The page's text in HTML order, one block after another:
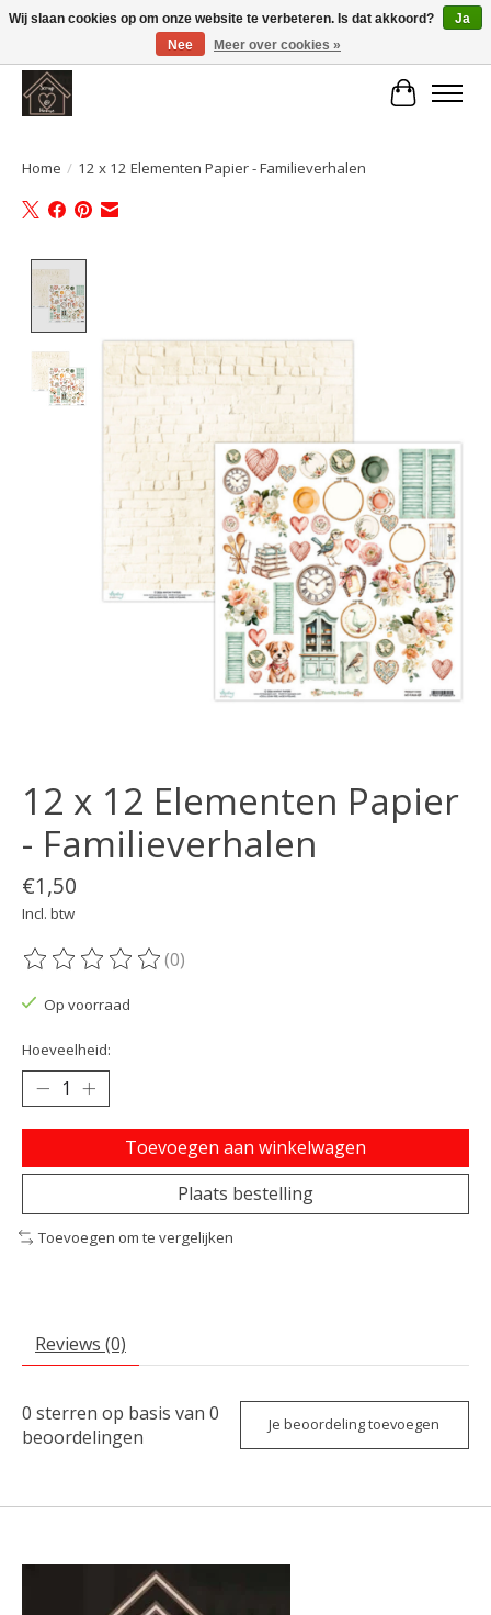
Large selection of products and fast shipping!
Home / 12 x 12 Elementen Papier - Familieverhalen
12 x 12 Elementen Papier
- Familieverhalen
€1,50
Incl. btw
De beoordeling van dit product is
(0)
Op voorraad
Hoeveelheid:
Toevoegen aan winkelwagen
Plaats bestelling
Toevoegen om te vergelijken
Reviews (0)
0 sterren op basis van 0
beoordelingen
Je beoordeling toevoegen
Wij slaan cookies op om onze website te verbeteren. Is dat akkoord?
Ja
Nee
Meer over cookies »